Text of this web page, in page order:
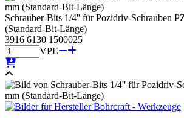
Schrauber-Bits 1/4'' für Pozidriv-Schrauben
(Standard-Bit-Länge)
3916 6130 1500025
VPE